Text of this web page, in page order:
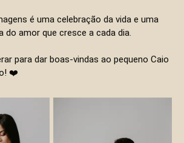
é uma celebração da vida e uma
do amor que cresce a cada dia.
para dar boas-vindas ao pequeno Caio
❤️